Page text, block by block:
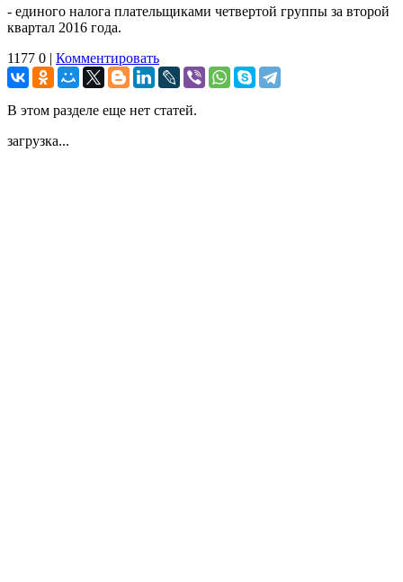
- единого налога плательщиками четвертой группы за второй
квартал 2016 года.
1177 0 | Комментировать
В этом разделе еще нет статей.
загрузка...